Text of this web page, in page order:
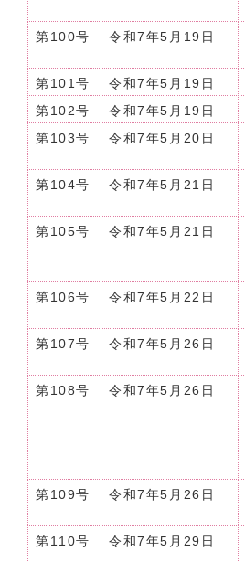
第100号
令和7年5月19日
第101号 令和7年5月19日
第102号
令和7年5月19日
第103号
令和7年5月20日
第104号
令和7年5月21日
第105号
令和7年5月21日
第106号
令和7年5月22日
第107号
令和7年5月26日
第108号
令和7年5月26日
第109号
令和7年5月26日
第110号
令和7年5月29日